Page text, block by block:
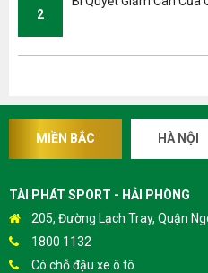
2
MIỀN BẮC HÀ NỘI
TÀI PHÁT SPORT - HẢI PHÒNG
205, Đường Lạch Tray, Quận
1800 1132
Có chỗ đậu xe ô tô